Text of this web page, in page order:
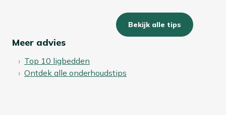
Bekijk alle tips
Meer advies
Top 10 ligbedden
Ontdek alle onderhoudstips